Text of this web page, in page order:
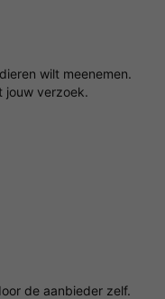
wilt meenemen.
jouw verzoek.
de aanbieder zelf.